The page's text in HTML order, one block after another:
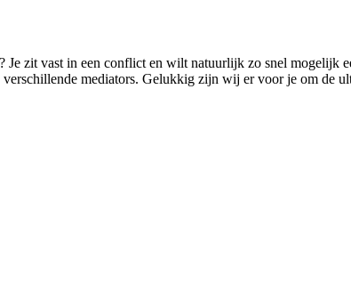
Je zit vast in een conflict en wilt natuurlijk zo snel
mediators. Gelukkig zijn wij er voor je om de